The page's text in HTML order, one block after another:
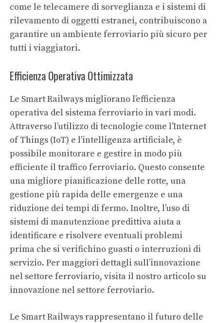
come le telecamere di sorveglianza e i sistemi di
rilevamento di oggetti estranei, contribuiscono a
garantire un ambiente ferroviario più sicuro per
tutti i viaggiatori.
Efficienza Operativa Ottimizzata
Le Smart Railways migliorano l’efficienza
operativa del sistema ferroviario in vari modi.
Attraverso l’utilizzo di tecnologie come l’Internet
of Things (IoT) e l’intelligenza artificiale, è
possibile monitorare e gestire in modo più
efficiente il traffico ferroviario. Questo consente
una migliore pianificazione delle rotte, una
gestione più rapida delle emergenze e una
riduzione dei tempi di fermo. Inoltre, l’uso di
sistemi di manutenzione predittiva aiuta a
identificare e risolvere eventuali problemi
prima che si verifichino guasti o interruzioni di
servizio. Per maggiori dettagli sull’innovazione
nel settore ferroviario, visita il nostro articolo su
innovazione nel settore ferroviario.
Le Smart Railways rappresentano il futuro delle